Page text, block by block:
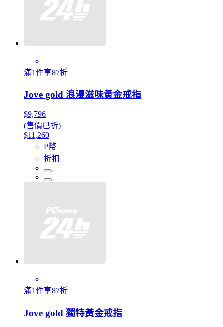
滿1件享87折
Jove gold 浪漫滋味黃金戒指
$9,796
(售價已折)
$11,260
P幣
折扣
滿1件享87折
Jove gold 獨特黃金戒指